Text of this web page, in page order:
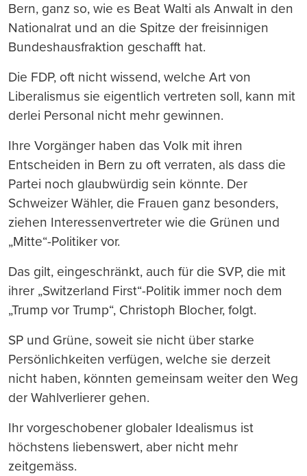
Bern, ganz so, wie es Beat Walti als Anwalt in den
Nationalrat und an die Spitze der freisinnigen
Bundeshausfraktion geschafft hat.
Die FDP, oft nicht wissend, welche Art von
Liberalismus sie eigentlich vertreten soll, kann mit
derlei Personal nicht mehr gewinnen.
Ihre Vorgänger haben das Volk mit ihren
Entscheiden in Bern zu oft verraten, als dass die
Partei noch glaubwürdig sein könnte. Der
Schweizer Wähler, die Frauen ganz besonders,
ziehen Interessenvertreter wie die Grünen und
„Mitte“-Politiker vor.
Das gilt, eingeschränkt, auch für die SVP, die mit
ihrer „Switzerland First“-Politik immer noch dem
„Trump vor Trump“, Christoph Blocher, folgt.
SP und Grüne, soweit sie nicht über starke
Persönlichkeiten verfügen, welche sie derzeit
nicht haben, könnten gemeinsam weiter den Weg
der Wahlverlierer gehen.
Ihr vorgeschobener globaler Idealismus ist
höchstens liebenswert, aber nicht mehr
zeitgemäss.